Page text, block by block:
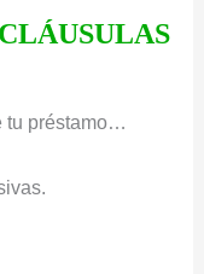
tu préstamo…